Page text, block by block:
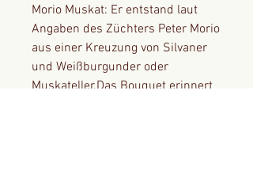
Morio Muskat: Er entstand laut
Angaben des Züchters Peter Morio
aus einer Kreuzung von Silvaner
und Weißburgunder oder
Muskateller.Das Bouquet erinnert